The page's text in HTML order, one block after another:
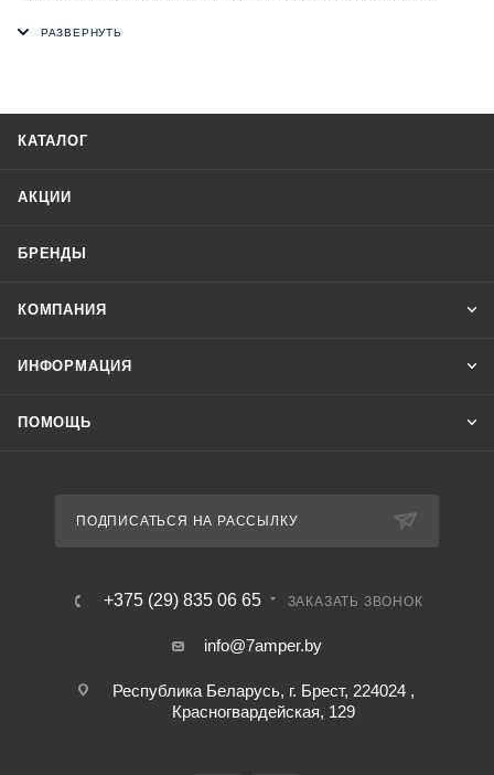
- два уровня контроля жидкости: минимальный,
- напряжение питания 230 В, 50 Гц;
- регулируемый задержка времени срабатывания 1…10 сек;
- без зондов в комплекте.
сливом и наполнением резервуаров.
КАТАЛОГ
АКЦИИ
БРЕНДЫ
КОМПАНИЯ
ИНФОРМАЦИЯ
ПОМОЩЬ
ПОДПИСАТЬСЯ НА РАССЫЛКУ
+375 (29) 835 06 65 ЗАКАЗАТЬ ЗВОНОК
info@7amper.by
Республика Беларусь, г. Брест, 224024 ,
Красногвардейская, 129